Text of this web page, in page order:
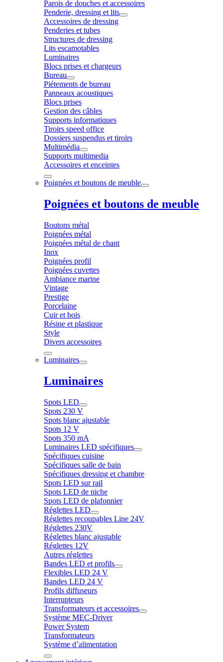
Parois de douches et accessoires
Penderie, dressing et lits
Accessoires de dressing
Penderies et tubes
Structures de dressing
Lits escamotables
Luminaires
Blocs prises et chargeurs
Bureau
Piétements de bureau
Panneaux acoustiques
Blocs prises
Gestion des câbles
Supports informatiques
Tiroirs speed office
Dossiers suspendus et tiroirs
Multimédia
Supports multimedia
Accessoires et enceintes
Poignées et boutons de meuble
Poignées et boutons de meuble
Boutons métal
Poignées métal
Poignées métal de chant
Inox
Poignées profil
Poignées cuvettes
Ambiance marine
Vintage
Prestige
Porcelaine
Cuir et bois
Résine et plastique
Style
Divers accessoires
Luminaires
Luminaires
Spots LED
Spots 230 V
Spots blanc ajustable
Spots 12 V
Spots 350 mA
Luminaires LED spécifiques
Spécifiques cuisine
Spécifiques salle de bain
Spécifiques dressing et chambre
Spots LED sur rail
Spots LED de niche
Spots LED de plafonnier
Réglettes LED
Réglettes recoupables Line 24V
Réglettes 230V
Réglettes blanc ajustable
Réglettes 12V
Autres réglettes
Bandes LED et profils
Flexibles LED 24 V
Bandes LED 24 V
Profils diffuseurs
Interrupteurs
Transformateurs et accessoires
Système MEC-Driver
Power System
Transformateurs
Système d’alimentation